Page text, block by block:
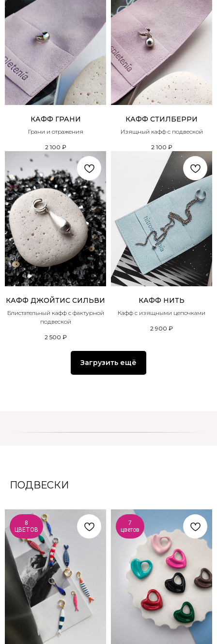
КАФФ ГРАНИ
Грани и отражения
2 100 ₽
КАФФ СТИЛБЕРРИ
Изящный кафф с подвеской
2 100 ₽
КАФФ ДЖОЙТИС СИЛЬВИ
Блистательный кафф с фактурной
подвеской
2 500 ₽
КАФФ НИТЬ
Кафф с изящными цепочками
2 900 ₽
Загрузить ещё
ПОДВЕСКИ
8
ЦВЕТОВ
7
цветов